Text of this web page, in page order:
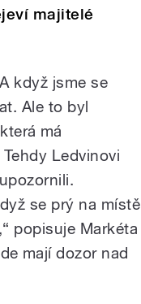
majitelé
když jsme se
Ale to byl
má
Ledvinovi
se prý na místě
popisuje Markéta
mají dozor nad